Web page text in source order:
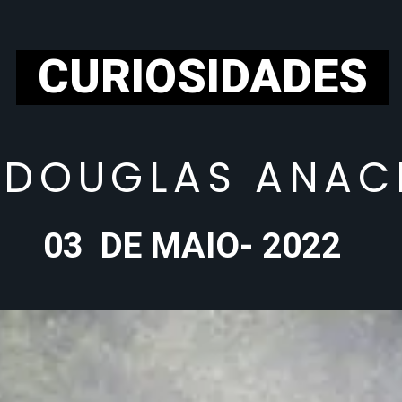
CURIOSIDADES
03  DE MAIO- 2022